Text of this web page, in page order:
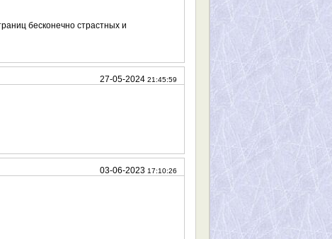
бесконечно страстных и
27-05-2024 21:45:59
03-06-2023 17:10:26